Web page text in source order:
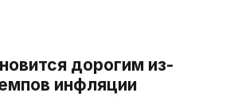
дорогим из-
инфляции